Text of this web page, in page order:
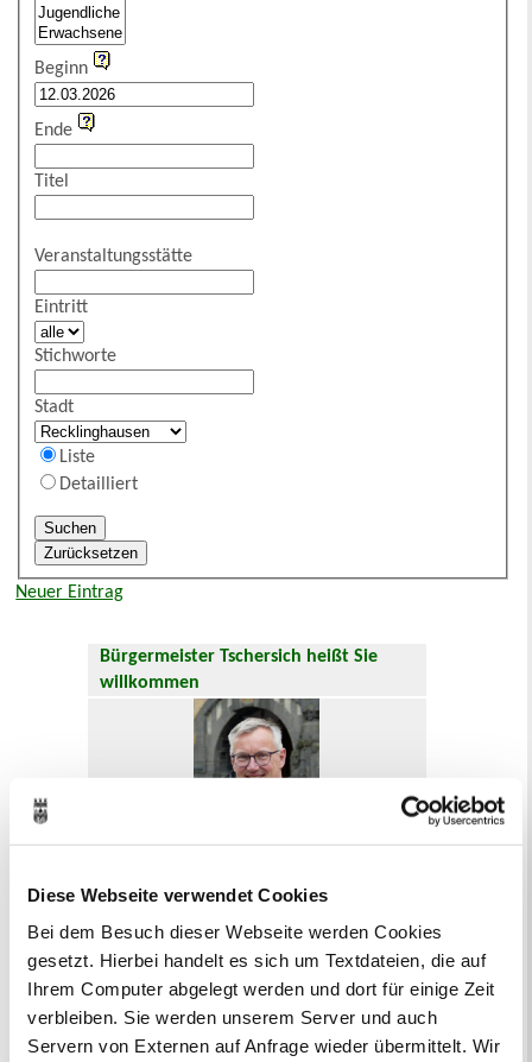
Diese Webseite verwendet Cookies
Bei dem Besuch dieser Webseite werden Cookies
gesetzt. Hierbei handelt es sich um Textdateien, die auf
Ihrem Computer abgelegt werden und dort für einige Zeit
verbleiben. Sie werden unserem Server und auch
Servern von Externen auf Anfrage wieder übermittelt. Wir
Beginn
Ende
Titel
Veranstaltungsstätte
Eintritt
Stichworte
Stadt
Liste
Detailliert
Neuer Eintrag
Bürgermeister Tschersich heißt Sie
willkommen
Hier geht es zumWillkommensgruß .
Oft gesucht
Abfallkalender Anmeldung
Ausländer und Integrationsarbeit